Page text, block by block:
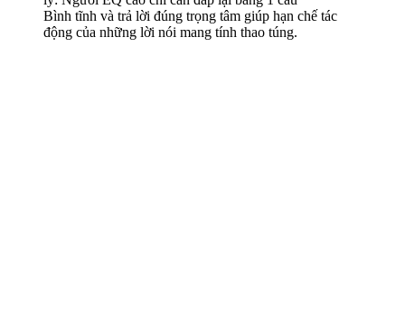
Bình tĩnh và trả lời đúng trọng tâm giúp hạn chế tác
động của những lời nói mang tính thao túng.